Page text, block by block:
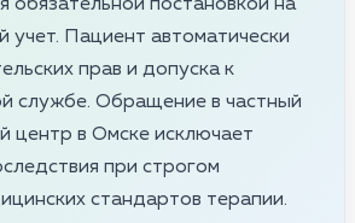
обязательной постановкой на
учет. Пациент автоматически
прав и допуска к
службе. Обращение в частный
центр в Омске исключает
при строгом
стандартов терапии.